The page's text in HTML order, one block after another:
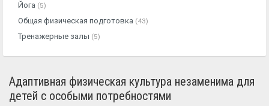
Йога (5)
Общая физическая подготовка (43)
Тренажерные залы (5)
Адаптивная физическая культура незаменима для
детей с особыми потребностями